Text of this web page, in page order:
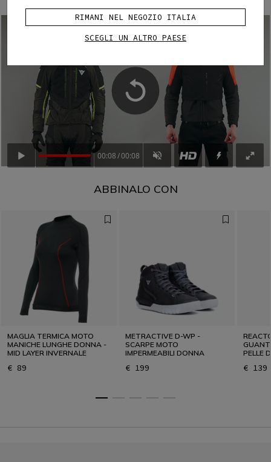
00:08 00:08
ABBINALO CON
MAGLIA TERMICA MOTO
MANICHE LUNGHE DONNA -
MID LAYER INVERNALE
€ 89
METRACTIVE D-WP -
SCARPE MOTO
IMPERMEABILI DONNA
€ 199
PELLE
€ 139
RIMANI NEL NEGOZIO ITALIA
SCEGLI UN ALTRO PAESE